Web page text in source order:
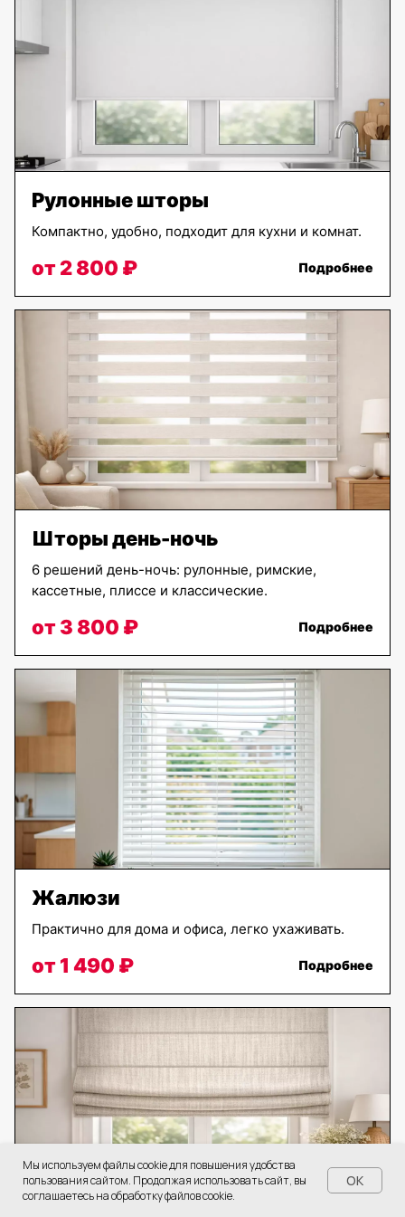
Рулонные шторы
Компактно, удобно, подходит для кухни и комнат.
от 2 800 ₽ Подробнее
Шторы день-ночь
6 решений день-ночь: рулонные, римские,
кассетные, плиссе и классические.
от 3 800 ₽ Подробнее
Жалюзи
Практично для дома и офиса, легко ухаживать.
от 1 490 ₽ Подробнее
Мы используем файлы cookie для повышения удобства
пользования сайтом. Продолжая использовать сайт, вы
соглашаетесь на обработку файлов cookie.
OK